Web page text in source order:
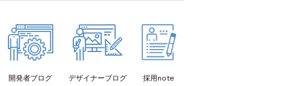
開発者ブログ デザイナーブログ 採用note